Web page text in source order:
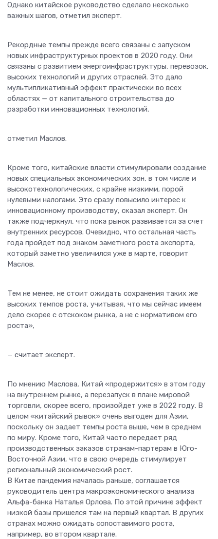
Однако китайское руководство сделало несколько
важных шагов, отметил эксперт.
Рекордные темпы прежде всего связаны с запуском
новых инфраструктурных проектов в 2020 году. Они
связаны с развитием энергоинфраструктуры, перевозок,
высоких технологий и других отраслей. Это дало
мультипликативный эффект практически во всех
областях — от капитального строительства до
разработки инновационных технологий,
отметил Маслов.
Кроме того, китайские власти стимулировали создание
новых специальных экономических зон, в том числе и
высокотехнологических, с крайне низкими, порой
нулевыми налогами. Это сразу повысило интерес к
инновационному производству, сказал эксперт. Он
также подчеркнул, что пока рынок развивается за счет
внутренних ресурсов. Очевидно, что остальная часть
года пройдет под знаком заметного роста экспорта,
который заметно увеличился уже в марте, говорит
Маслов.
Тем не менее, не стоит ожидать сохранения таких же
высоких темпов роста, учитывая, что мы сейчас имеем
дело скорее с отскоком рынка, а не с нормативом его
роста»,
— считает эксперт.
По мнению Маслова, Китай «продержится» в этом году
на внутреннем рынке, а перезапуск в плане мировой
торговли, скорее всего, произойдет уже в 2022 году. В
целом «китайский рывок» очень выгоден для Азии,
поскольку он задает темпы роста выше, чем в среднем
по миру. Кроме того, Китай часто передает ряд
производственных заказов странам-партерам в Юго-
Восточной Азии, что в свою очередь стимулирует
региональный экономический рост.
В Китае пандемия началась раньше, соглашается
руководитель центра макроэкономического анализа
Альфа-банка Наталья Орлова. По этой причине эффект
низкой базы пришелся там на первый квартал. В других
странах можно ожидать сопоставимого роста,
например, во втором квартале.